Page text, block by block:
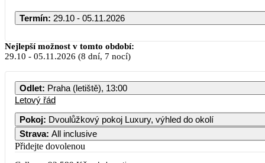
Termín: 29.10 - 05.11.2026
Nejlepší možnost v tomto období:
29.10 - 05.11.2026 (8 dní, 7 nocí)
Odlet: Praha (letiště), 13:00
Letový řád
Pokoj: Dvoulůžkový pokoj Luxury, výhled do okolí
Strava: All inclusive
Přidejte dovolenou